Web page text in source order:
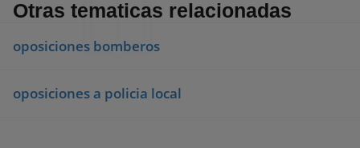
Otras tematicas relacionadas
oposiciones bomberos
oposiciones a policia local